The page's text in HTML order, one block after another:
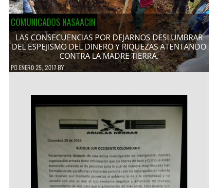
COMUNICADOS NASAACIN
LAS CONSECUENCIAS POR DEJARNOS DESLUMBRAR
DEL ESPEJISMO DEL DINERO Y RIQUEZAS ATENTANDO
CONTRA LA MADRE TIERRA.
PDENERO 25, 2017BY